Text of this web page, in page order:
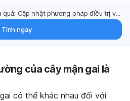
quả: Cập nhật phương pháp điều trị và
Tính ngay
của cây mận gai là
có thể khác nhau đối với